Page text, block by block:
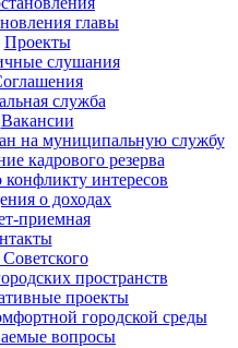
главы
Проекты
слушания
служба
Вакансии
на муниципальную службу
кадрового резерва
интересов
о доходах
приемная
Советского
пространств
проекты
городской среды
вопросы